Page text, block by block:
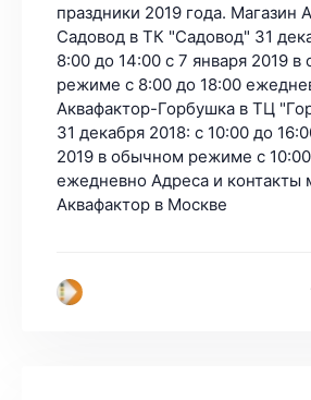
праздники 2019 года. Магазин
Садовод в ТК "Садовод" 31
8:00 до 14:00 с 7 января 2019
режиме с 8:00 до 18:00
Аквафактор-Горбушка в ТЦ
31 декабря 2018: с 10:00 до
2019 в обычном режиме с
ежедневно Адреса и контакты
Аквафактор в Москве